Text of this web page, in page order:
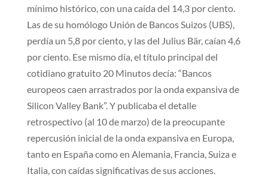
mínimo histórico, con una caída del 14,3 por ciento.
Las de su homólogo Unión de Bancos Suizos (UBS),
perdía un 5,8 por ciento, y las del Julius Bär, caían 4,6
por ciento. Ese mismo día, el título principal del
cotidiano gratuito 20 Minutos decía: “Bancos
europeos caen arrastrados por la onda expansiva de
Silicon Valley Bank”. Y publicaba el detalle
retrospectivo (al 10 de marzo) de la preocupante
repercusión inicial de la onda expansiva en Europa,
tanto en España como en Alemania, Francia, Suiza e
Italia, con caídas significativas de sus acciones.